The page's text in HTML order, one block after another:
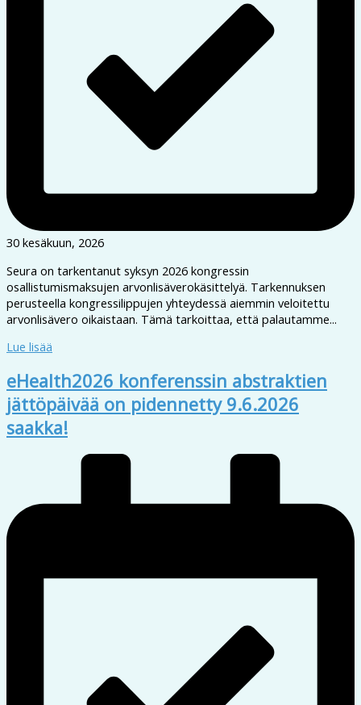
30 kesäkuun, 2026
Seura on tarkentanut syksyn 2026 kongressin
osallistumismaksujen arvonlisäverokäsittelyä. Tarkennuksen
perusteella kongressilippujen yhteydessä aiemmin veloitettu
arvonlisävero oikaistaan. Tämä tarkoittaa, että palautamme...
Lue lisää
eHealth2026 konferenssin abstraktien
jättöpäivää on pidennetty 9.6.2026
saakka!